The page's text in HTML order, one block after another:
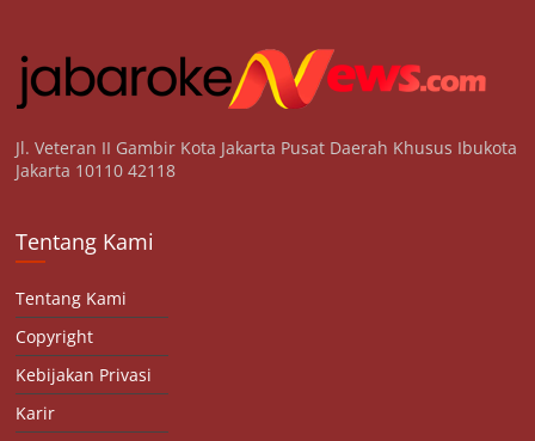
Jl. Veteran II Gambir Kota Jakarta Pusat Daerah Khusus Ibukota
Jakarta 10110 42118
Tentang Kami
Tentang Kami
Copyright
Kebijakan Privasi
Karir